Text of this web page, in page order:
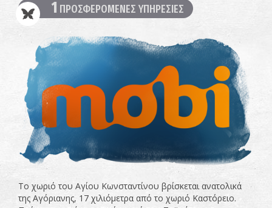
1 ΠΡΟΣΦΕΡΟΜΕΝΕΣ ΥΠΗΡΕΣΙΕΣ
Το χωριό του Αγίου Κωνσταντίνου βρίσκεται ανατολικά
της Αγόριανης, 17 χιλιόμετρα από το χωριό Καστόρειο.